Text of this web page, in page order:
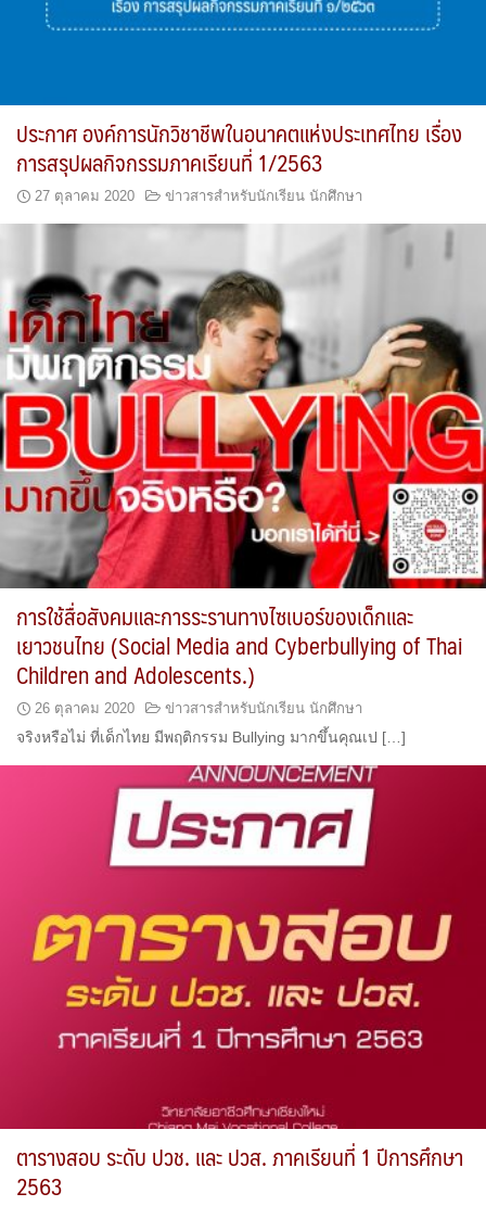
ประกาศ องค์การนักวิชาชีพในอนาคตแห่งประเทศไทย เรื่อง
การสรุปผลกิจกรรมภาคเรียนที่ 1/2563
27 ตุลาคม 2020 ข่าวสารสำหรับนักเรียน นักศึกษา
การใช้สื่อสังคมและการระรานทางไซเบอร์ของเด็กและ
เยาวชนไทย (Social Media and Cyberbullying of Thai
Children and Adolescents.)
26 ตุลาคม 2020 ข่าวสารสำหรับนักเรียน นักศึกษา
จริงหรือไม่ ที่เด็กไทย มีพฤติกรรม Bullying มากขึ้นคุณเป […]
ตารางสอบ ระดับ ปวช. และ ปวส. ภาคเรียนที่ 1 ปีการศึกษา
2563